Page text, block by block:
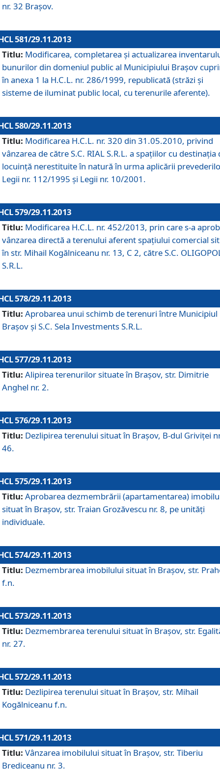
nr. 32 Braşov.
581/29.11.2013
Titlu: Modificarea, completarea şi actualizarea
bunurilor din domeniul public al Municipiului Braşov
în anexa 1 la H.C.L. nr. 286/1999, republicată (străzi şi
sisteme de iluminat public local, cu terenurile aferente).
580/29.11.2013
Titlu: Modificarea H.C.L. nr. 320 din 31.05.2010, privind
vânzarea de către S.C. RIAL S.R.L. a spaţiilor cu destinaţia
locuinţă nerestituite în natură în urma aplicării
Legii nr. 112/1995 şi Legii nr. 10/2001.
579/29.11.2013
Titlu: Modificarea H.C.L. nr. 452/2013, prin care s-a
vânzarea directă a terenului aferent spaţiului comercial
în str. Mihail Kogălniceanu nr. 13, C 2, către S.C.
S.R.L.
578/29.11.2013
Titlu: Aprobarea unui schimb de terenuri între Municipiul
Braşov şi S.C. Sela Investments S.R.L.
577/29.11.2013
Titlu: Alipirea terenurilor situate în Braşov, str. Dimitrie
Anghel nr. 2.
576/29.11.2013
Titlu: Dezlipirea terenului situat în Braşov, B-dul Griviţei
46.
575/29.11.2013
Titlu: Aprobarea dezmembrării (apartamentarea)
situat în Braşov, str. Traian Grozăvescu nr. 8, pe unităţi
individuale.
574/29.11.2013
Titlu: Dezmembrarea imobilului situat în Braşov, str.
f.n.
573/29.11.2013
Titlu: Dezmembrarea terenului situat în Braşov, str.
nr. 27.
572/29.11.2013
Titlu: Dezlipirea terenului situat în Braşov, str. Mihail
Kogălniceanu f.n.
571/29.11.2013
Titlu: Vânzarea imobilului situat în Braşov, str. Tiberiu
Brediceanu nr. 3.